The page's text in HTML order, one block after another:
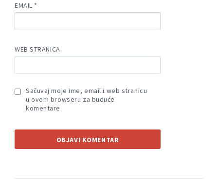
EMAIL *
WEB STRANICA
Sačuvaj moje ime, email i web stranicu
u ovom browseru za buduće
komentare.